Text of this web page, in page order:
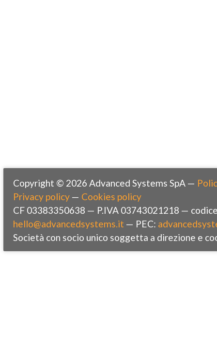
Copyright © 2026 Advanced Systems SpA —
Privacy policy — Cookies policy
CF 03383350638 — P.IVA 03743021218 —
hello@advancedsystems.it — PEC:
Società con socio unico soggetta a direzione e